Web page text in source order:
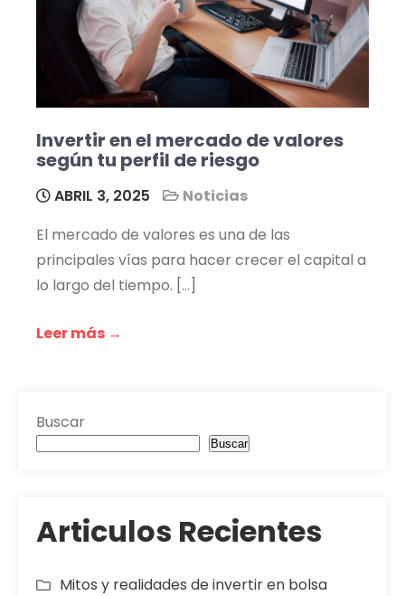
Invertir en el mercado de valores
según tu perfil de riesgo
ABRIL 3, 2025
Noticias
El mercado de valores es una de las
principales vías para hacer crecer el capital a
lo largo del tiempo. […]
Leer más →
Buscar
Buscar
Articulos Recientes
Mitos y realidades de invertir en bolsa